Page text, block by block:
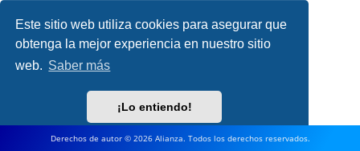
Este sitio web utiliza cookies para asegurar que
obtenga la mejor experiencia en nuestro sitio
web. Saber más
¡Lo entiendo!
Derechos de autor © 2026 Alianza. Todos los derechos reservados.